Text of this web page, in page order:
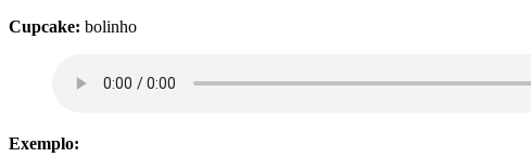
Cupcake: bolinho
Exemplo: